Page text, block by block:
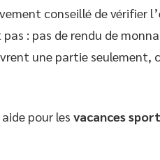
conseillé de vérifier
: pas de rendu de
une partie
pour les vacances